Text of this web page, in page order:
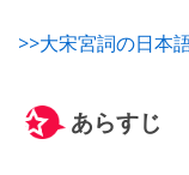
>>大宋宮詞の日本
あらすじ